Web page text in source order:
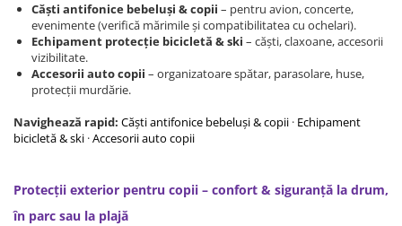
Protectii casa
Protectii utile
Poarta siguranta copii
Deflectoare pentru aer conditionat
Protectii exterior
bebelusi
Echipament protectie bicicleta si
Căști antifonice bebeluși & copii – pentru avion, concerte,
evenimente (verifică mărimile și compatibilitatea cu ochelari).
Echipament protecție bicicletă & ski – căști, claxoane, accesorii
vizibilitate.
Accesorii auto copii – organizatoare spătar, parasolare, huse,
protecții murdărie.
Navighează rapid: Căști antifonice bebeluși & copii · Echipament
bicicletă & ski ·Accesorii auto copii
Protecții exterior pentru copii – confort & siguranță la drum,
în parc sau la plajă